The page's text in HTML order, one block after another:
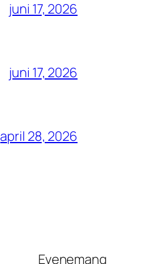
juni 17, 2026
juni 17, 2026
april 28, 2026
Evenemang